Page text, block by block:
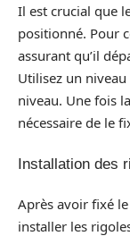
Il est crucial que
positionné. Pour
assurant qu’il
Utilisez un
niveau. Une fois
nécessaire de le
Installation des
Après avoir fixé
installer les